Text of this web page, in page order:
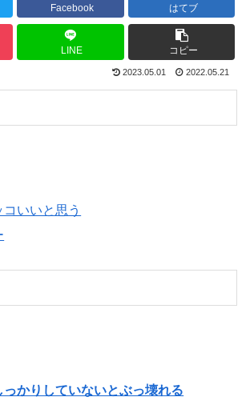
Facebook はてブ
LINE コピー
2023.05.01 2022.05.21
いいと思う
っかりしていないとぶっ壊れる